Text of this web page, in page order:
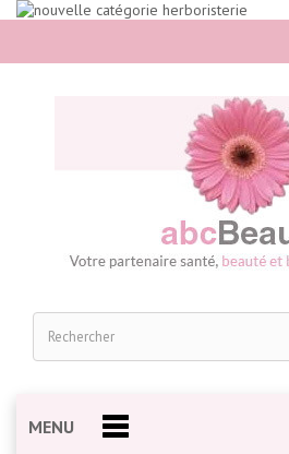
MENU